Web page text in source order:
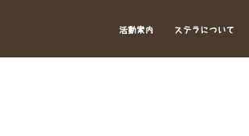
活動案内 ステラについて